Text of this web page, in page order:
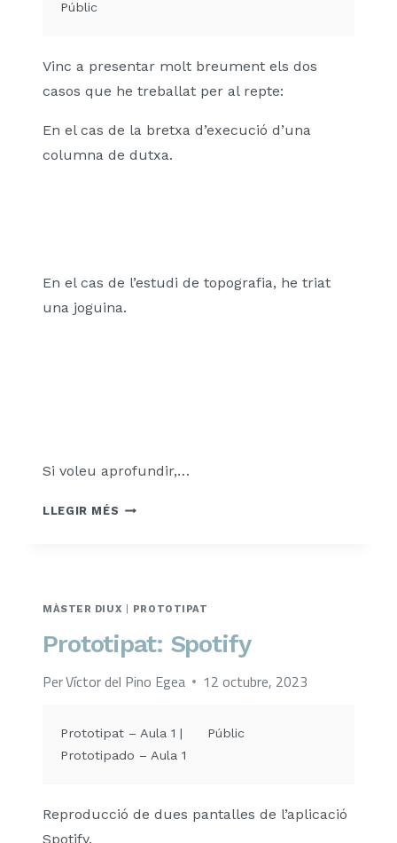
Públic
Vinc a presentar molt breument els dos
casos que he treballat per al repte:
En el cas de la bretxa d’execució d’una
columna de dutxa.
En el cas de l’estudi de topografia, he triat
una joguina.
Si voleu aprofundir,…
LLEGIR MÉS REPTE
OBJECTES
MÀSTER DIUX PROTOTIPAT
Prototipat: Spotify
PerVíctor del Pino Egea 12 octubre, 2023
Prototipat – Aula 1 |
Prototipado – Aula 1
Públic
Reproducció de dues pantalles de l’aplicació
Spotify.